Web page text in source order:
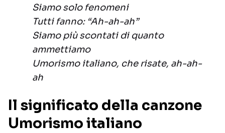
Siamo solo fenomeni
Tutti fanno: “Ah-ah-ah”
Siamo più scontati di quanto
ammettiamo
Umorismo italiano, che risate, ah-ah-
ah
Il significato della canzone
Umorismo italiano